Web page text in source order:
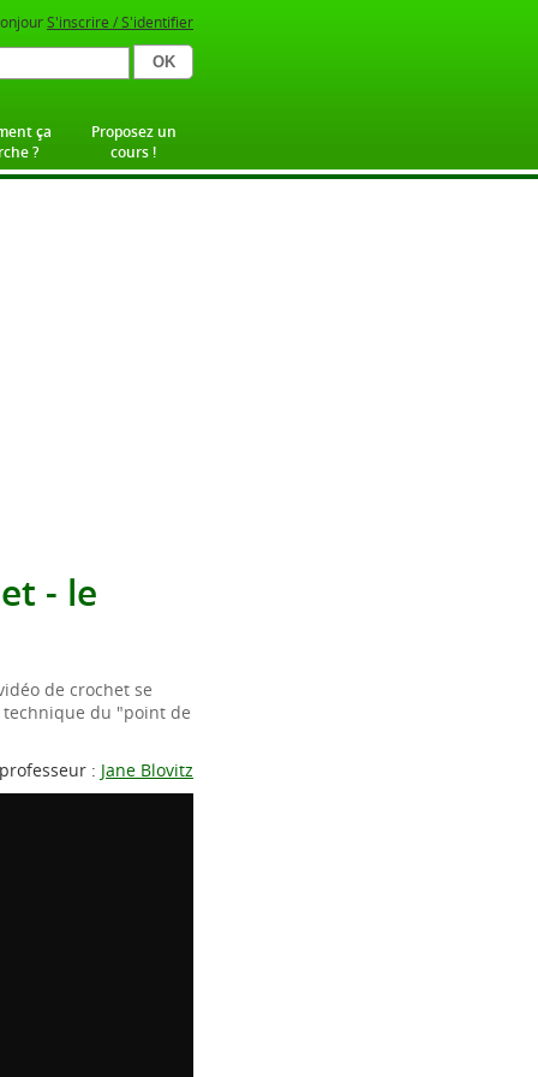
S'inscrire / S'identifier
ça
?
Proposez un
cours !
- le
de crochet se
du "point de
professeur : Jane Blovitz